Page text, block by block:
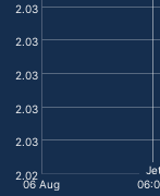
2.02
2.03
2.03
2.03
2.03
2.03
06 Aug